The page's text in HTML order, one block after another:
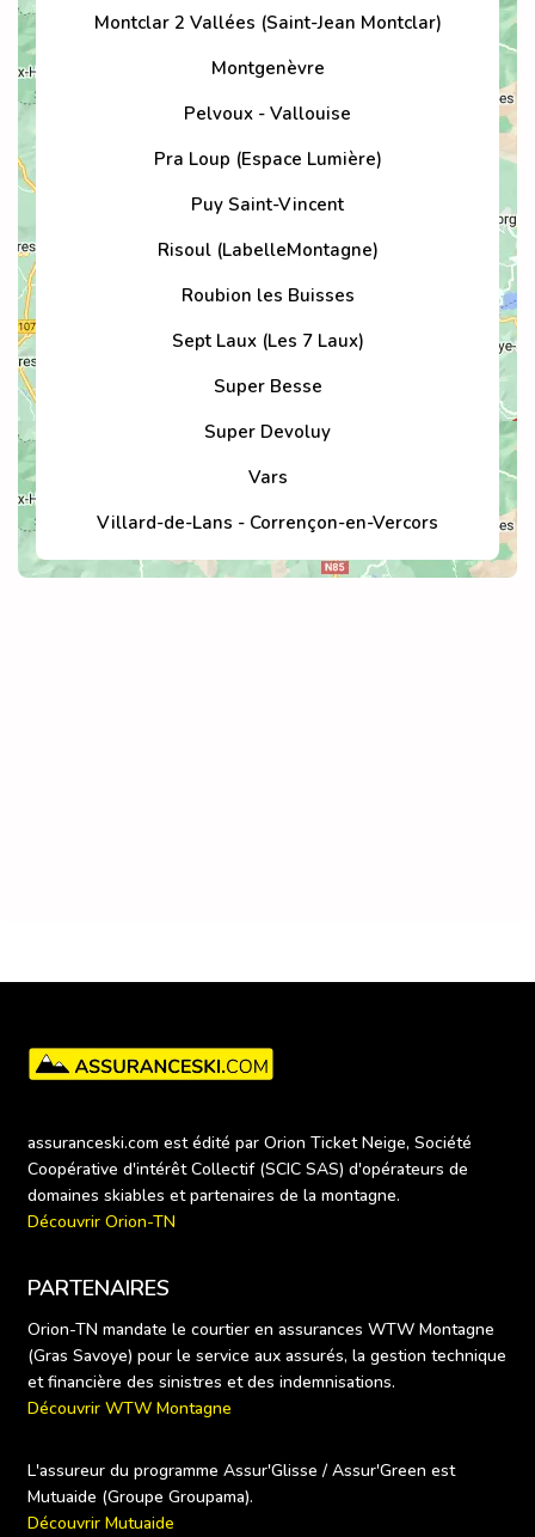
Montclar 2 Vallées (Saint-Jean Montclar)
Montgenèvre
Pelvoux - Vallouise
Pra Loup (Espace Lumière)
Puy Saint-Vincent
Risoul (LabelleMontagne)
Roubion les Buisses
Sept Laux (Les 7 Laux)
Super Besse
Super Devoluy
Vars
Villard-de-Lans - Corrençon-en-Vercors
assuranceski.com est édité par Orion Ticket Neige, Société
Coopérative d'intérêt Collectif (SCIC SAS) d'opérateurs de
Découvrir Orion-TN
PARTENAIRES
Orion-TN mandate le courtier en assurances WTW Montagne
(Gras Savoye) pour le service aux assurés, la gestion technique
Découvrir WTW Montagne
L'assureur du programme Assur'Glisse / Assur'Green est
Découvrir Mutuaide